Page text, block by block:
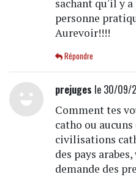
sachant qu'il y
personne
Aurevoir!!!!
Répondre
prejuges le 30/09/
Comment tes
catho ou
civilisations
des pays
demande des